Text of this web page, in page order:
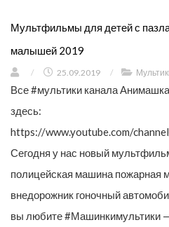
Мультфильмы для детей с
малышей 2019
/ 25.09.2019 /
Все #мультики канала
здесь:
https://www.youtube.com/
Сегодня у нас новый
полицейская машина пожарная
внедорожник гоночный
вы любите #Машинкимультики